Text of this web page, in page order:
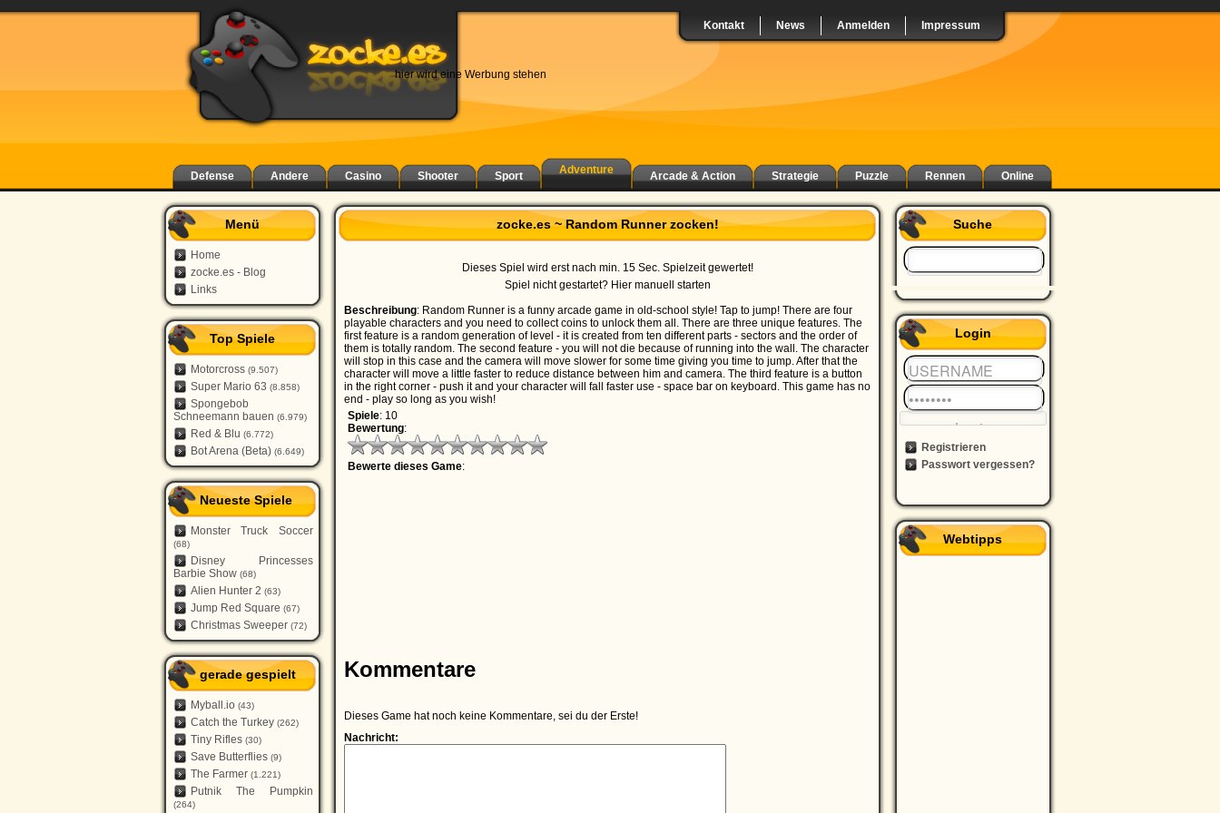
Kontakt News Anmelden Impressum
hier wird eine Werbung stehen
Defense Andere Casino Shooter Sport Adventure Arcade & Action Strategie Puzzle Rennen Online
Menü
Home
zocke.es - Blog
Links
Top Spiele
Motorcross (9.507)
Super Mario 63 (8.858)
Spongebob
Schneemann bauen (6.979)
Red & Blu (6.772)
Bot Arena (Beta) (6.649)
Neueste Spiele
Monster Truck Soccer
(68)
Disney Princesses
Barbie Show (68)
Alien Hunter 2 (63)
Jump Red Square (67)
Christmas Sweeper (72)
gerade gespielt
Myball.io (43)
Catch the Turkey (262)
Tiny Rifles (30)
Save Butterflies (9)
The Farmer (1.221)
Putnik The Pumpkin
(264)
zocke.es ~ Random Runner zocken!
Dieses Spiel wird erst nach min. 15 Sec. Spielzeit gewertet!
Spiel nicht gestartet? Hier manuell starten
Beschreibung: Random Runner is a funny arcade game in old-school style! Tap to jump! There are four
playable characters and you need to collect coins to unlock them all. There are three unique features. The
first feature is a random generation of level - it is created from ten different parts - sectors and the order of
them is totally random. The second feature - you will not die because of running into the wall. The character
will stop in this case and the camera will move slower for some time giving you time to jump. After that the
character will move a little faster to reduce distance between him and camera. The third feature is a button
in the right corner - push it and your character will fall faster use - space bar on keyboard. This game has no
end - play so long as you wish!
Spiele: 10
Bewertung:
Bewerte dieses Game:
Kommentare
Dieses Game hat noch keine Kommentare, sei du der Erste!
Nachricht:
Suche
Login
Registrieren
Passwort vergessen?
Webtipps